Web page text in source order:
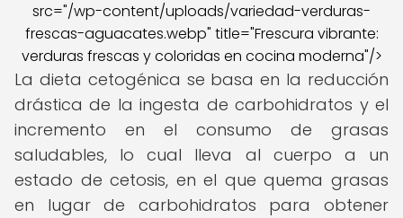
src="/wp-content/uploads/variedad-verduras-
frescas-aguacates.webp" title="Frescura vibrante:
verduras frescas y coloridas en cocina moderna"/>
La dieta cetogénica se basa en la reducción
drástica de la ingesta de carbohidratos y el
incremento en el consumo de grasas
saludables, lo cual lleva al cuerpo a un
estado de cetosis, en el que quema grasas
en lugar de carbohidratos para obtener